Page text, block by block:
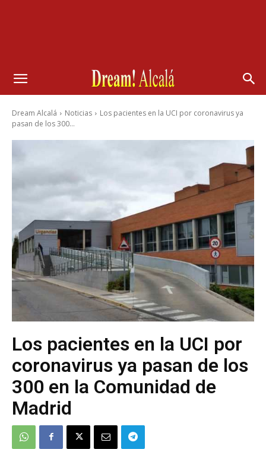
Dream Alcalá Noticias
Los pacientes en la UCI por coronavirus ya
pasan de los 300...
Los pacientes en la UCI por
coronavirus ya pasan de los
300 en la Comunidad de
Madrid